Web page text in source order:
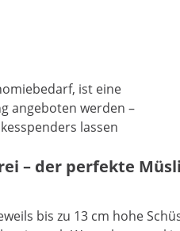
ist eine
angeboten werden –
lassen
– der perfekte
bis zu 13 cm hohe